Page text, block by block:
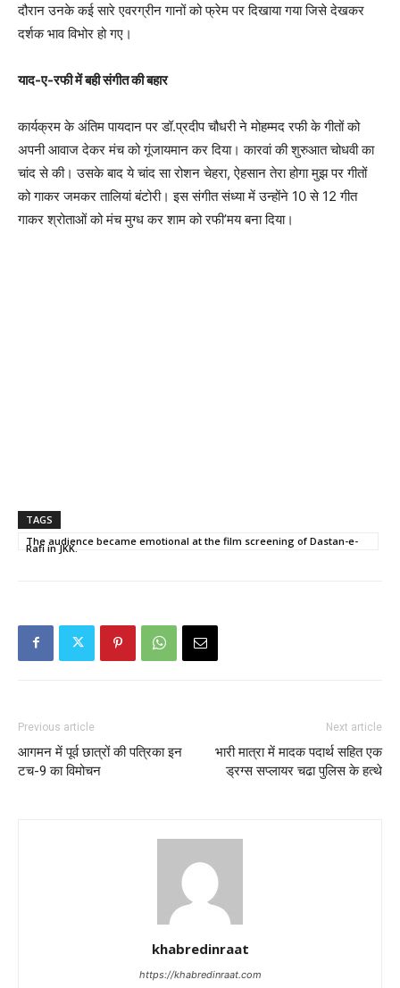
दौरान उनके कई सारे एवरग्रीन गानों को फ्रेम पर दिखाया गया जिसे देखकर
दर्शक भाव विभोर हो गए।
याद-ए-रफी में बही संगीत की बहार
कार्यक्रम के अंतिम पायदान पर डॉ.प्रदीप चौधरी ने मोहम्मद रफी के गीतों को
अपनी आवाज देकर मंच को गूंजायमान कर दिया। कारवां की शुरुआत चोधवी का
चांद से की। उसके बाद ये चांद सा रोशन चेहरा, ऐहसान तेरा होगा मुझ पर गीतों
को गाकर जमकर तालियां बंटोरी। इस संगीत संध्या में उन्होंने 10 से 12 गीत
गाकर श्रोताओं को मंच मुग्ध कर शाम को रफी’मय बना दिया।
TAGS
The audience became emotional at the film screening of Dastan-e-
Rafi in JKK.
Previous article
आगमन में पूर्व छात्रों की पत्रिका इन
टच-9 का विमोचन
Next article
भारी मात्रा में मादक पदार्थ सहित एक
ड्रग्स सप्लायर चढा पुलिस के हत्थे
khabredinraat
https://khabredinraat.com